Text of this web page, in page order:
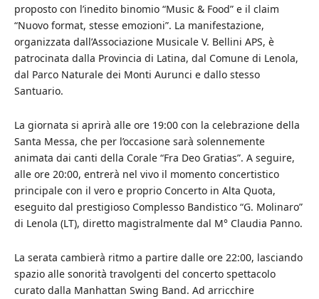
proposto con l’inedito binomio “Music & Food” e il claim
“Nuovo format, stesse emozioni”. La manifestazione,
organizzata dall’Associazione Musicale V. Bellini APS, è
patrocinata dalla Provincia di Latina, dal Comune di Lenola,
dal Parco Naturale dei Monti Aurunci e dallo stesso
Santuario.
La giornata si aprirà alle ore 19:00 con la celebrazione della
Santa Messa, che per l’occasione sarà solennemente
animata dai canti della Corale “Fra Deo Gratias”. A seguire,
alle ore 20:00, entrerà nel vivo il momento concertistico
principale con il vero e proprio Concerto in Alta Quota,
eseguito dal prestigioso Complesso Bandistico “G. Molinaro”
di Lenola (LT), diretto magistralmente dal M° Claudia Panno.
La serata cambierà ritmo a partire dalle ore 22:00, lasciando
spazio alle sonorità travolgenti del concerto spettacolo
curato dalla Manhattan Swing Band. Ad arricchire